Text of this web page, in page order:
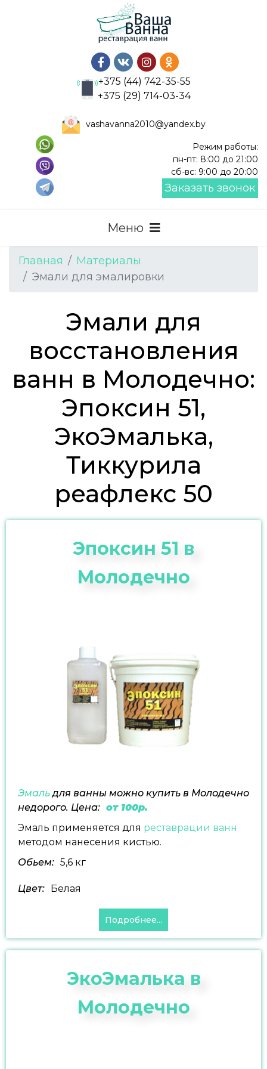
+375 (44) 742-35-55
+375 (29) 714-03-34
vashavanna2010@yandex.by
Режим работы:
пн-пт: 8:00 до 21:00
сб-вс: 9:00 до 20:00
Заказать звонок
Главная
Материалы
Эмали для эмалировки
Эмали для
восстановления
ванн в Молодечно:
Эпоксин 51,
ЭкоЭмалька,
Тиккурила
реафлекс 50
Эпоксин 51 в
Молодечно
Эмальдля ванны можно купить в Молодечно
недорого. Цена: от 100р.
Эмаль применяется для реставрации ванн
методом нанесения кистью.
Обьем: 5,6 кг
Цвет: Белая
Подробнее...
ЭкоЭмалька в
Молодечно